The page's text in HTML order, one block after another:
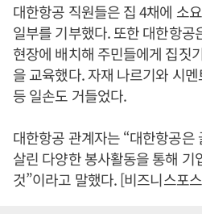
대한항공 직원들은 집 4채에 소
일부를 기부했다. 또한 대한항공
현장에 배치해 주민들에게 집짓
을 교육했다. 자재 나르기와 시
등 일손도 거들었다.
대한항공 관계자는 “대한항공은
살린 다양한 봉사활동을 통해 기
것”이라고 말했다. [비즈니스포